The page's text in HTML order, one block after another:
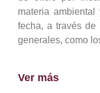
materia
fecha, a través
generales, como
Ver más